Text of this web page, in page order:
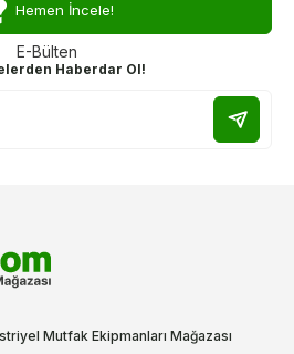
Hemen İncele!
E-Bülten
Haberdar Ol!
Mutfak Ekipmanları Mağazası